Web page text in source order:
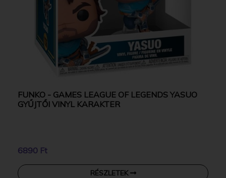
FUNKO - GAMES LEAGUE OF LEGENDS YASUO
GYŰJTŐI VINYL KARAKTER
6890 Ft
RÉSZLETEK